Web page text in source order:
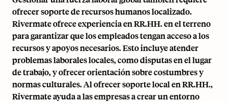
ofrecer soporte de recursos humanos localizado.
Rivermate ofrece experiencia en RR.HH. en el terreno
para garantizar que los empleados tengan acceso a los
recursos y apoyos necesarios. Esto incluye atender
problemas laborales locales, como disputas en el lugar
de trabajo, y ofrecer orientación sobre costumbres y
normas culturales. Al ofrecer soporte local en RR.HH.,
Rivermate ayuda a las empresas a crear un entorno